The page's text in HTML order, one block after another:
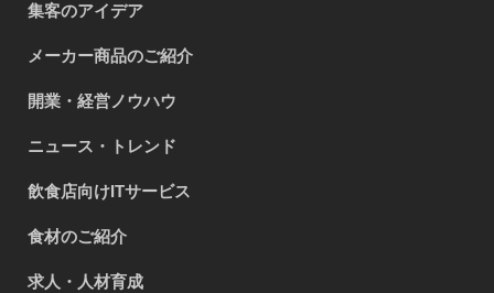
集客のアイデア
メーカー商品のご紹介
開業・経営ノウハウ
ニュース・トレンド
飲食店向けITサービス
食材のご紹介
求人・人材育成